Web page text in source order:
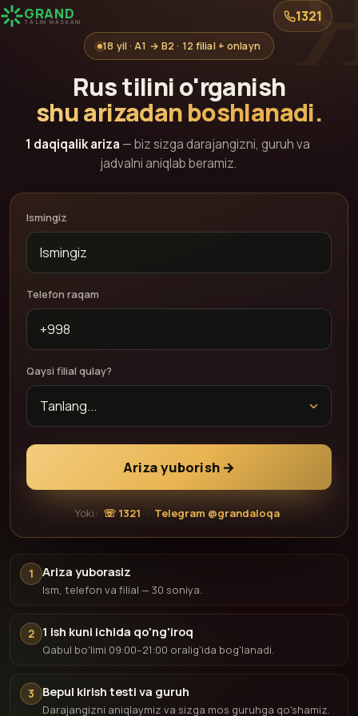
GRAND
TA'LIM MASKANI 1321
18 yil · A1 → B2 · 12 filial + onlayn
Rus tilini o'rganish
shu arizadan boshlanadi.
1 daqiqalik ariza — biz sizga darajangizni, guruh va
jadvalni aniqlab beramiz.
Ismingiz
Telefon raqam
Qaysi filial qulay?
Ariza yuborish →
Yoki: ☏ 1321 · Telegram @grandaloqa
1 Ariza yuborasiz
Ism, telefon va filial — 30 soniya.
2 1 ish kuni ichida qo'ng'iroq
Qabul bo'limi 09:00–21:00 oralig'ida bog'lanadi.
3 Bepul kirish testi va guruh
Darajangizni aniqlaymiz va sizga mos guruhga qo'shamiz.